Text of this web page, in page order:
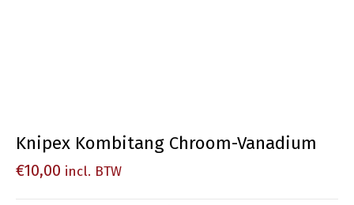
Knipex Kombitang Chroom-Vanadium
€10,00 incl. BTW